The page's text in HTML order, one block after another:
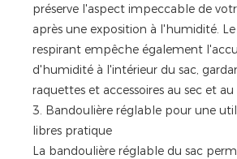
préserve l'aspect impeccable de
après une exposition à l'humidité.
respirant empêche également
d'humidité à l'intérieur du sac,
raquettes et accessoires au sec et au
3. Bandoulière réglable pour une
libres pratique
La bandoulière réglable du sac